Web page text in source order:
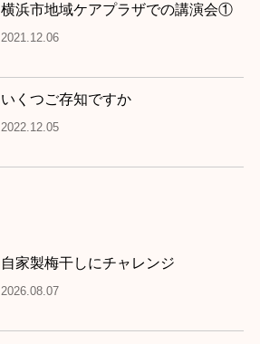
横浜市地域ケアプラザでの講演会①
2021.12.06
いくつご存知ですか
2022.12.05
自家製梅干しにチャレンジ
2026.08.07